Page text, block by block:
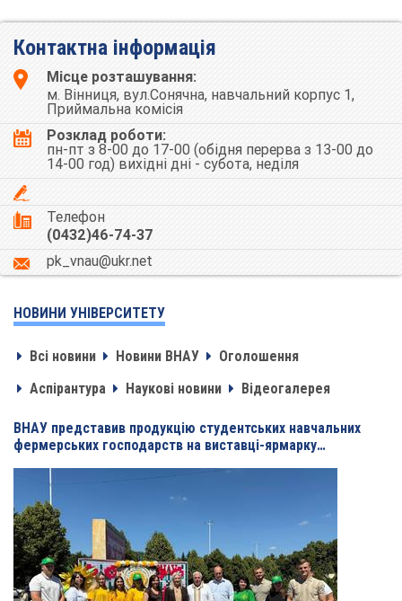
Контактна інформація
Місце розташування:
м. Вінниця, вул.Сонячна, навчальний корпус 1,
Приймальна комісія
Розклад роботи:
пн-пт з 8-00 до 17-00 (обідня перерва з 13-00 до
14-00 год) вихідні дні - субота, неділя
Телефон
(0432)46-74-37
pk_vnau@ukr.net
НОВИНИ УНІВЕРСИТЕТУ
Всі новини Новини ВНАУ
Оголошення
Аспірантура
Наукові новини Відеогалерея
ВНАУ представив продукцію студентських навчальних
фермерських господарств на виставці-ярмарку…